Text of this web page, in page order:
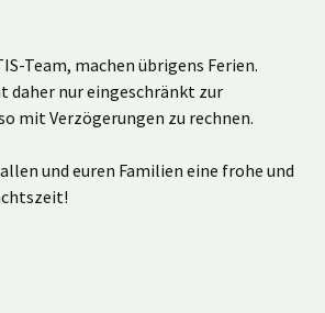
Team, machen übrigens Ferien.
daher nur eingeschränkt zur
mit Verzögerungen zu rechnen.
und euren Familien eine frohe und